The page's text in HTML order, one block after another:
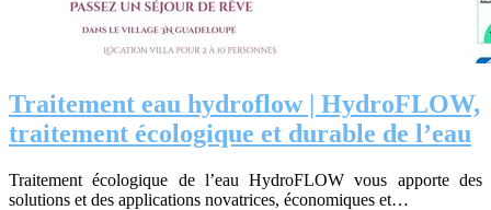
Traitement eau hydroflow | HydroFLOW,
traitement écologique et durable de l’eau
Traitement écologique de l’eau HydroFLOW vous apporte des
solutions et des applications novatrices, économiques et…